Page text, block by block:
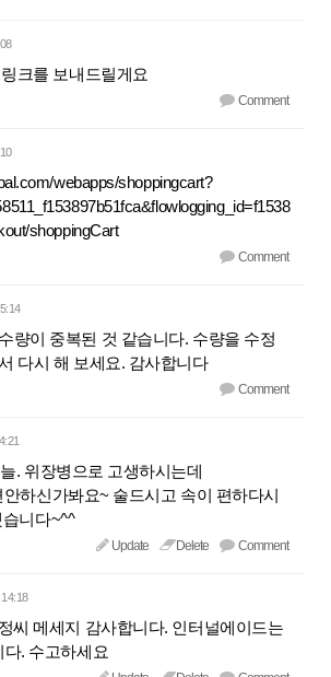
크를 보내드릴게요
Comment
webapps/shoppingcart?
shoppingCart
Comment
량이 중복된 것 같습니다. 수량을 수정
다시 해 보세요. 감사합니다
Comment
. 위장병으로 고생하시는데
하신가봐요~ 술드시고 속이 편하다시
니다~^^
Update Delete Comment
씨 메세지 감사합니다. 인터널에이드는
. 수고하세요